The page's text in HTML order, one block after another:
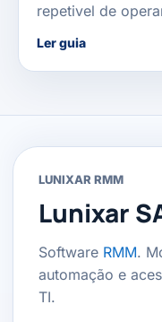
repetivel de
Ler guia
LUNIXAR RMM
Lunixar
Software RMM.
automação e
TI.